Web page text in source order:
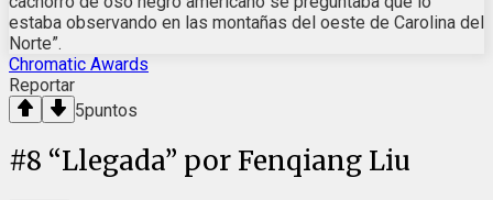
estaba observando en las montañas del oeste de Carolina del
Norte”.
Chromatic Awards
Reportar
5puntos
#8 “Llegada” por Fenqiang Liu